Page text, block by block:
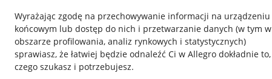
Wyrażając zgodę na przechowywanie informacji na urządzeniu
końcowym lub dostęp do nich i przetwarzanie danych (w tym w
obszarze profilowania, analiz rynkowych i statystycznych)
sprawiasz, że łatwiej będzie odnaleźć Ci w Allegro dokładnie to,
czego szukasz i potrzebujesz.
Przydatne informacje